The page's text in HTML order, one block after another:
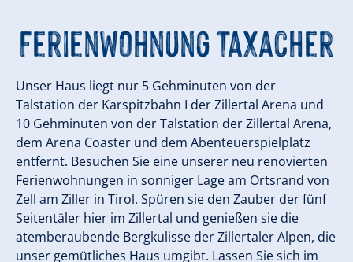
Ferienwohnung Taxacher
Unser Haus liegt nur 5 Gehminuten von der
Talstation der Karspitzbahn I der Zillertal Arena und
10 Gehminuten von der Talstation der Zillertal Arena,
dem Arena Coaster und dem Abenteuerspielplatz
entfernt. Besuchen Sie eine unserer neu renovierten
Ferienwohnungen in sonniger Lage am Ortsrand von
Zell am Ziller in Tirol. Spüren sie den Zauber der fünf
Seitentäler hier im Zillertal und genießen sie die
atemberaubende Bergkulisse der Zillertaler Alpen, die
unser gemütliches Haus umgibt. Lassen Sie sich im